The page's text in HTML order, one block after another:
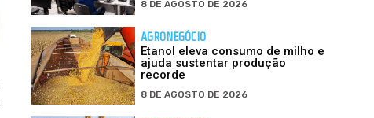
8 DE AGOSTO DE 2026
AGRONEGÓCIO
Etanol eleva consumo de milho e
ajuda sustentar produção
recorde
8 DE AGOSTO DE 2026